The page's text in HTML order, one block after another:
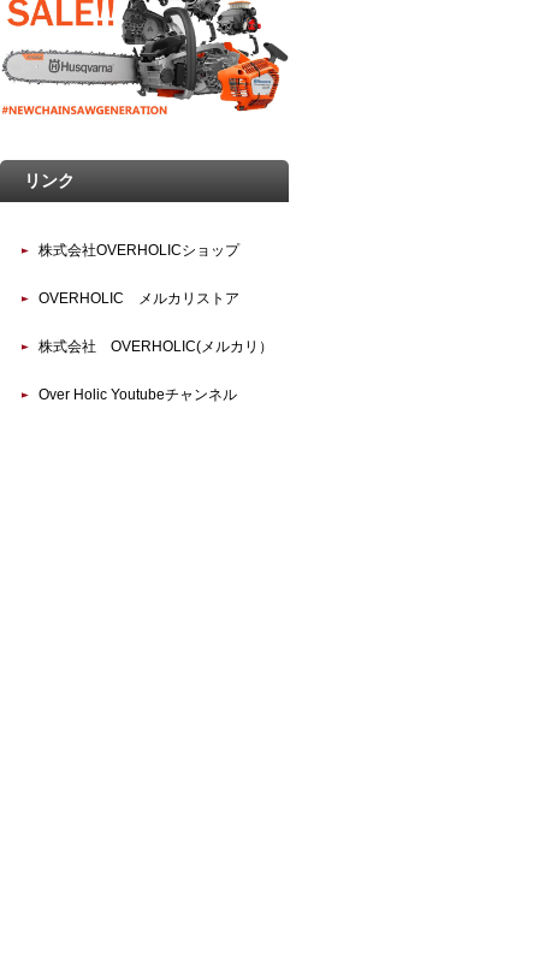
リンク
株式会社OVERHOLICショップ
OVERHOLIC メルカリストア
株式会社 OVERHOLIC(メルカリ）
Over Holic Youtubeチャンネル